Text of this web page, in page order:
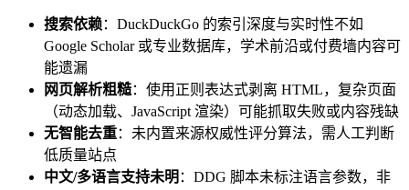
搜索依赖：DuckDuckGo 的索引深度与实时性不如
Google Scholar 或专业数据库，学术前沿或付费墙内容可
能遗漏
网页解析粗糙：使用正则表达式剥离 HTML，复杂页面
（动态加载、JavaScript 渲染）可能抓取失败或内容残缺
无智能去重：未内置来源权威性评分算法，需人工判断
低质量站点
中文/多语言支持未明 ：DDG 脚本未标注语言参数，非